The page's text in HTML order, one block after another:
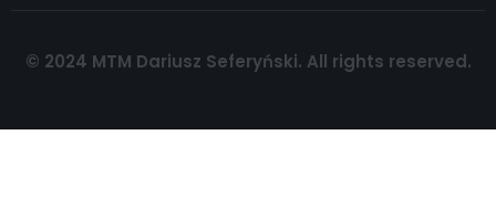
© 2024 MTM Dariusz Seferyński. All rights reserved.